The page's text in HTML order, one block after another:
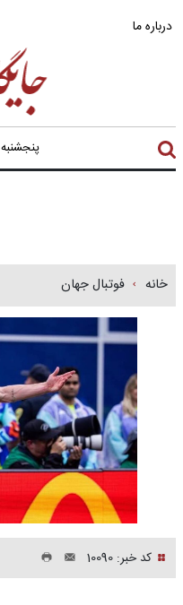
درباره ما
پنجشنبه ۱۵ مرداد ۱۴۰۵
خانه فوتبال جهان
کد خبر: 10090